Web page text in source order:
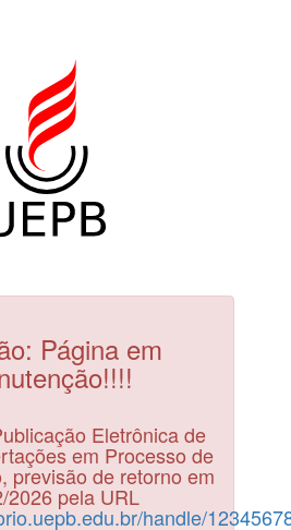
Página em
Eletrônica de
em Processo de
previsão de retorno em
2026 pela URL
handle/